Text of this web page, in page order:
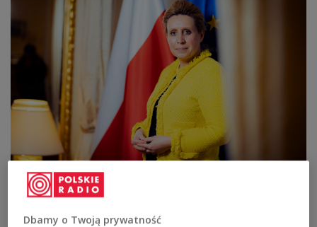
Ambasador RP Iwona Kozłowska
W tym roku w Bernie spotka się niemal 300
Dbamy o Twoją prywatność